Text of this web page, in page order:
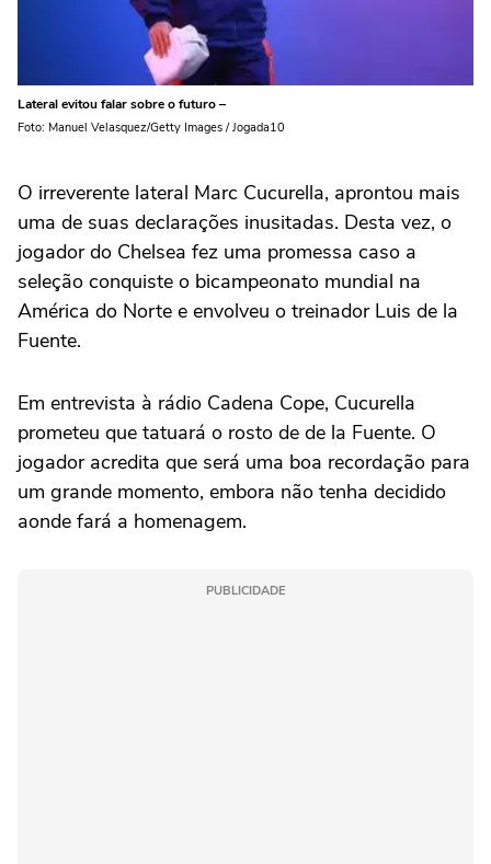
Lateral evitou falar sobre o futuro –
Foto: Manuel Velasquez/Getty Images / Jogada10
O irreverente lateral Marc Cucurella, aprontou mais
uma de suas declarações inusitadas. Desta vez, o
jogador do Chelsea fez uma promessa caso a
seleção conquiste o bicampeonato mundial na
América do Norte e envolveu o treinador Luis de la
Fuente.
Em entrevista à rádio Cadena Cope, Cucurella
prometeu que tatuará o rosto de de la Fuente. O
jogador acredita que será uma boa recordação para
um grande momento, embora não tenha decidido
aonde fará a homenagem.
PUBLICIDADE